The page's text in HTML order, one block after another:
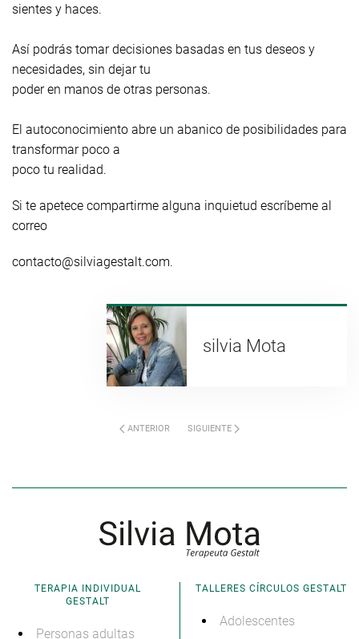
sientes y haces.
Así podrás tomar decisiones basadas en tus deseos y
necesidades, sin dejar tu
poder en manos de otras personas.
El autoconocimiento abre un abanico de posibilidades para
transformar poco a
poco tu realidad.
Si te apetece compartirme alguna inquietud escríbeme al
correo
contacto@silviagestalt.com.
silvia Mota
ANTERIOR SIGUIENTE
TERAPIA INDIVIDUAL
GESTALT
Personas adultas
TALLERES CÍRCULOS GESTALT
Adolescentes